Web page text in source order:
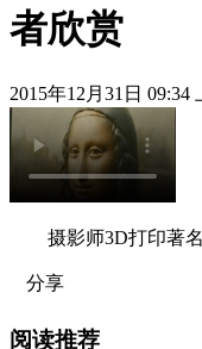
者欣赏
2015年12月31日 09:34
摄影师3D打印著名
分享
阅读推荐